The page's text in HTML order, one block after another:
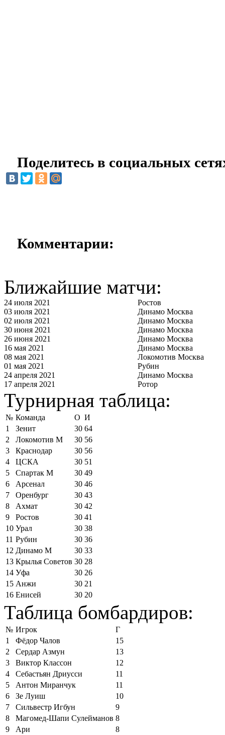
Поделитесь в социальных
Комментарии:
Ближайшие матчи:
24 июля 2021
Ростов
03 июля 2021
Динамо Москва
02 июля 2021
Динамо Москва
30 июня 2021
Динамо Москва
26 июня 2021
Динамо Москва
16 мая 2021
Динамо Москва
08 мая 2021
Локомотив Москва
01 мая 2021
Рубин
24 апреля 2021
Динамо Москва
17 апреля 2021
Ротор
Турнирная таблица:
№ Команда О И
1
Зенит 30 64
2
Локомотив М 30 56
3
Краснодар 30 56
4
ЦСКА 30 51
5
Спартак М 30 49
6
Арсенал 30 46
7
Оренбург 30 43
8
Ахмат 30 42
9
Ростов 30 41
10 Урал 30 38
11 Рубин 30 36
12 Динамо М 30 33
13 Крылья Советов 30 28
14 Уфа 30 26
15 Анжи 30 21
16 Енисей 30 20
Таблица бомбардиров:
№ Игрок
Г
1
Фёдор Чалов
15
2
Сердар Азмун
13
3
Виктор Классон
12
4
Себастьян Дриусси
11
5
Антон Миранчук
11
6
Зе Луиш
10
7
Сильвестр Игбун
9
8
Магомед-Шапи Сулейманов 8
9
Ари
8